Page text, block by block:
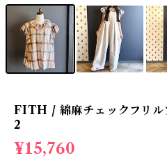
FITH / 綿麻チェックフリ
2
¥15,760